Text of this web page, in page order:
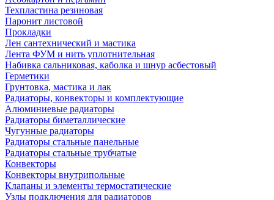
Техпластина резиновая
Паронит листовой
Прокладки
Лен сантехнический и мастика
Лента ФУМ и нить уплотнительная
Набивка сальниковая, каболка и шнур асбестовый
Герметики
Грунтовка, мастика и лак
Радиаторы, конвекторы и комплектующие
Алюминиевые радиаторы
Радиаторы биметаллические
Чугунные радиаторы
Радиаторы стальные панельные
Радиаторы стальные трубчатые
Конвекторы
Конвекторы внутрипольные
Клапаны и элементы термостатические
Узлы подключения для радиаторов